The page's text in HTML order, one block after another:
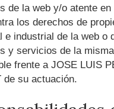
de la web y/o atente en
los derechos de
e industrial de la web o
y servicios de la
frente a JOSE LUIS
de su actuación.